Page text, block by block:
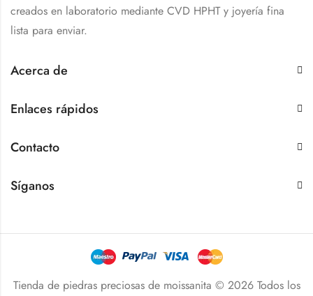
creados en laboratorio mediante CVD HPHT y joyería fina
lista para enviar.
Acerca de
Enlaces rápidos
Contacto
Síganos
Tienda de piedras preciosas de moissanita © 2026 Todos los